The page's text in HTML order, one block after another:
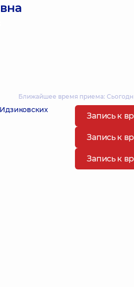
Ближайшее время приема:
Запись к
Запись к
Запись к